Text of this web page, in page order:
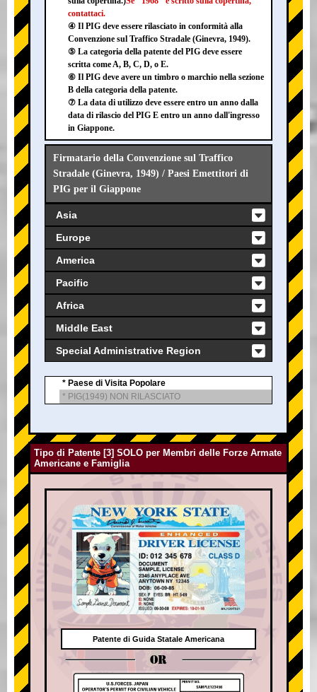
contattaci.
④ Il PIG deve essere rilasciato in conformità alla
Convenzione sul Traffico Stradale (Ginevra, 1949).
⑤ La categoria della patente del PIG deve essere
scritta come A, B, C, D, o E.
⑥ Il PIG deve avere un timbro o marchio nella sezione
B della categoria della patente.
⑦ La data di utilizzo deve essere entro un anno dalla
data di rilascio del PIG E entro un anno dall'ingresso
in Giappone.
Firmatario della Convenzione sul Traffico
Stradale (Ginevra, 1949) / Paesi Emettitori di
PIG per il Giappone
Asia
Europe
America
Pacific
Africa
Middle East
Special Administrative Region
* Paese di Visita Popolare
* PIG(1949) NON RILASCIATO
Tipo di Patente [3] SOLO per Membri delle Forze Armate
Americane e Famiglia
Patente di Guida Statale Americana
OR